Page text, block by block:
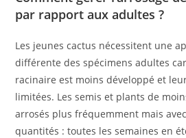
par rapport aux adultes ?
Les jeunes cactus nécessitent une
différente des spécimens adultes
racinaire est moins développé et
limitées. Les semis et plants de
arrosés plus fréquemment mais
quantités : toutes les semaines en